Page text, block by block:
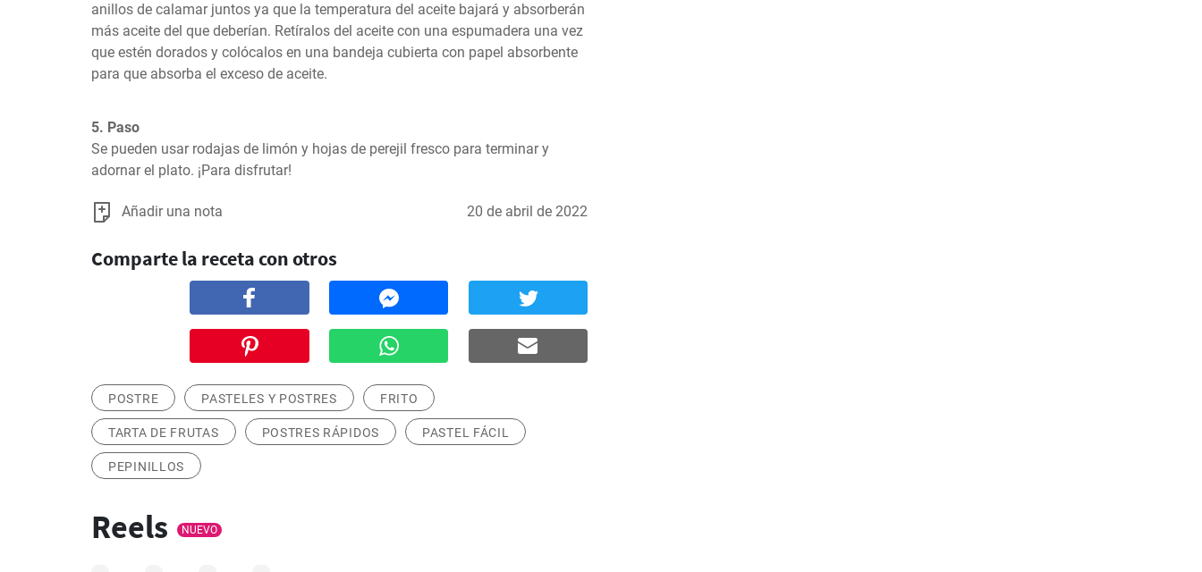
anillos de calamar juntos ya que la temperatura del aceite bajará y absorberán
más aceite del que deberían. Retíralos del aceite con una espumadera una vez
que estén dorados y colócalos en una bandeja cubierta con papel absorbente
para que absorba el exceso de aceite.
5. Paso
Se pueden usar rodajas de limón y hojas de perejil fresco para terminar y
adornar el plato. ¡Para disfrutar!
Añadir una nota 20 de abril de 2022
Comparte la receta con otros
POSTRE PASTELES Y POSTRES FRITO
TARTA DE FRUTAS POSTRES RÁPIDOS PASTEL FÁCIL
PEPINILLOS
Reels NUEVO